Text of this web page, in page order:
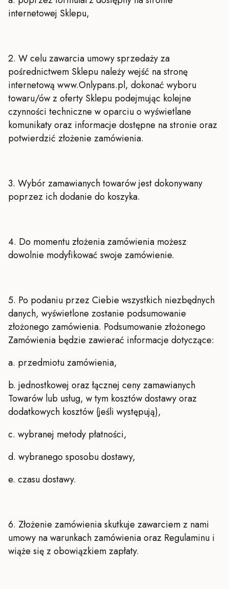
internetowej Sklepu,
2. W celu zawarcia umowy sprzedaży za
pośrednictwem Sklepu należy wejść na stronę
internetową www.Onlypans.pl, dokonać wyboru
towaru/ów z oferty Sklepu podejmując kolejne
czynności techniczne w oparciu o wyświetlane
komunikaty oraz informacje dostępne na stronie oraz
potwierdzić złożenie zamówienia.
3. Wybór zamawianych towarów jest dokonywany
poprzez ich dodanie do koszyka.
4. Do momentu złożenia zamówienia możesz
dowolnie modyfikować swoje zamówienie.
5. Po podaniu przez Ciebie wszystkich niezbędnych
danych, wyświetlone zostanie podsumowanie
złożonego zamówienia. Podsumowanie złożonego
Zamówienia będzie zawierać informacje dotyczące:
a. przedmiotu zamówienia,
b. jednostkowej oraz łącznej ceny zamawianych
Towarów lub usług, w tym kosztów dostawy oraz
dodatkowych kosztów (jeśli występują),
c. wybranej metody płatności,
d. wybranego sposobu dostawy,
e. czasu dostawy.
6. Złożenie zamówienia skutkuje zawarciem z nami
umowy na warunkach zamówienia oraz Regulaminu i
wiąże się z obowiązkiem zapłaty.